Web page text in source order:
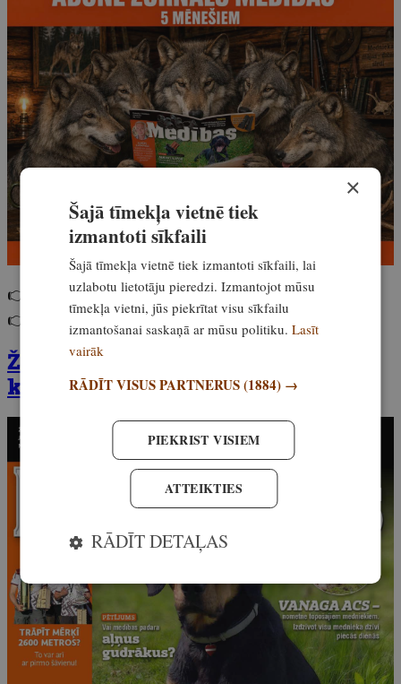
👉 Abonē 5 mēnešiembez pielikumiem.
👉 Abonē 5 mēnešiemar lielo ģimenes komplektu
Žurnāla Medības jūnija numurs ir
klāt! Iegādājies to šeit
×
Šajā tīmekļa vietnē tiek
izmantoti sīkfaili
Šajā tīmekļa vietnē tiek izmantoti sīkfaili, lai
uzlabotu lietotāju pieredzi. Izmantojot mūsu
tīmekļa vietni, jūs piekrītat visu sīkfailu
izmantošanai saskaņā ar mūsu politiku.Lasīt
vairāk
RĀDĪT VISUS PARTNERUS(1884) →
PIEKRIST VISIEM
ATTEIKTIES
RĀDĪT DETAĻAS